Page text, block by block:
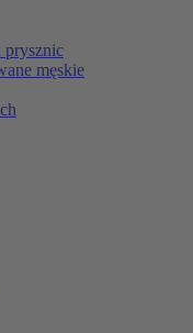
prysznic
męskie